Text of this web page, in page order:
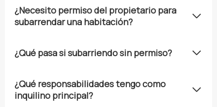
¿Necesito permiso del propietario para
subarrendar una habitación?
¿Qué pasa si subarriendo sin permiso?
¿Qué responsabilidades tengo como
inquilino principal?